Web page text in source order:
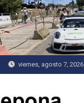
Saltar
al
contenido
viernes, agosto 7, 2026